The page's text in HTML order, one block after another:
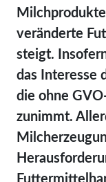
veränderte
steigt.
das Interesse
die ohne
zunimmt.